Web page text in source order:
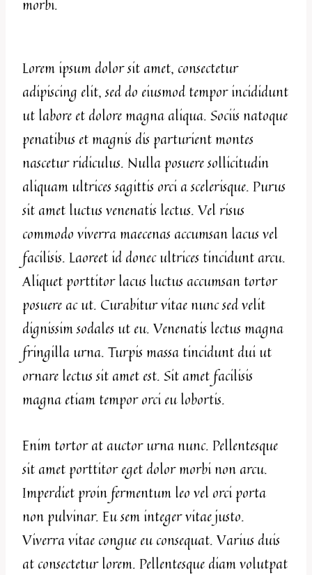
Lorem ipsum dolor sit amet, consectetur
adipiscing elit, sed do eiusmod tempor incididunt
ut labore et dolore magna aliqua. Sociis natoque
penatibus et magnis dis parturient montes
nascetur ridiculus. Nulla posuere sollicitudin
aliquam ultrices sagittis orci a scelerisque. Purus
sit amet luctus venenatis lectus. Vel risus
commodo viverra maecenas accumsan lacus vel
facilisis. Laoreet id donec ultrices tincidunt arcu.
Aliquet porttitor lacus luctus accumsan tortor
posuere ac ut. Curabitur vitae nunc sed velit
dignissim sodales ut eu. Venenatis lectus magna
fringilla urna. Turpis massa tincidunt dui ut
ornare lectus sit amet est. Sit amet facilisis
magna etiam tempor orci eu lobortis.
Enim tortor at auctor urna nunc. Pellentesque
sit amet porttitor eget dolor morbi non arcu.
Imperdiet proin fermentum leo vel orci porta
non pulvinar. Eu sem integer vitae justo.
Viverra vitae congue eu consequat. Varius duis
at consectetur lorem. Pellentesque diam volutpat